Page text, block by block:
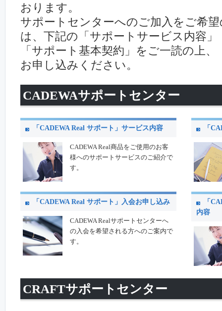
おります。
サポートセンターへのご加入をご希
は、下記の「サポートサービス内容」
「サポート基本契約」をご一読の上
お申し込みください。
CADEWAサポートセンター
「CADEWA Real サポート」サービス内容
CADEWA Real商品をご使用のお客
様へのサポートサービスのご紹介で
す。
「
「CADEWA Real サポート」入会お申し込み
CADEWA Realサポートセンターへ
の入会を希望される方へのご案内で
す。
「
内容
CRAFTサポートセンター